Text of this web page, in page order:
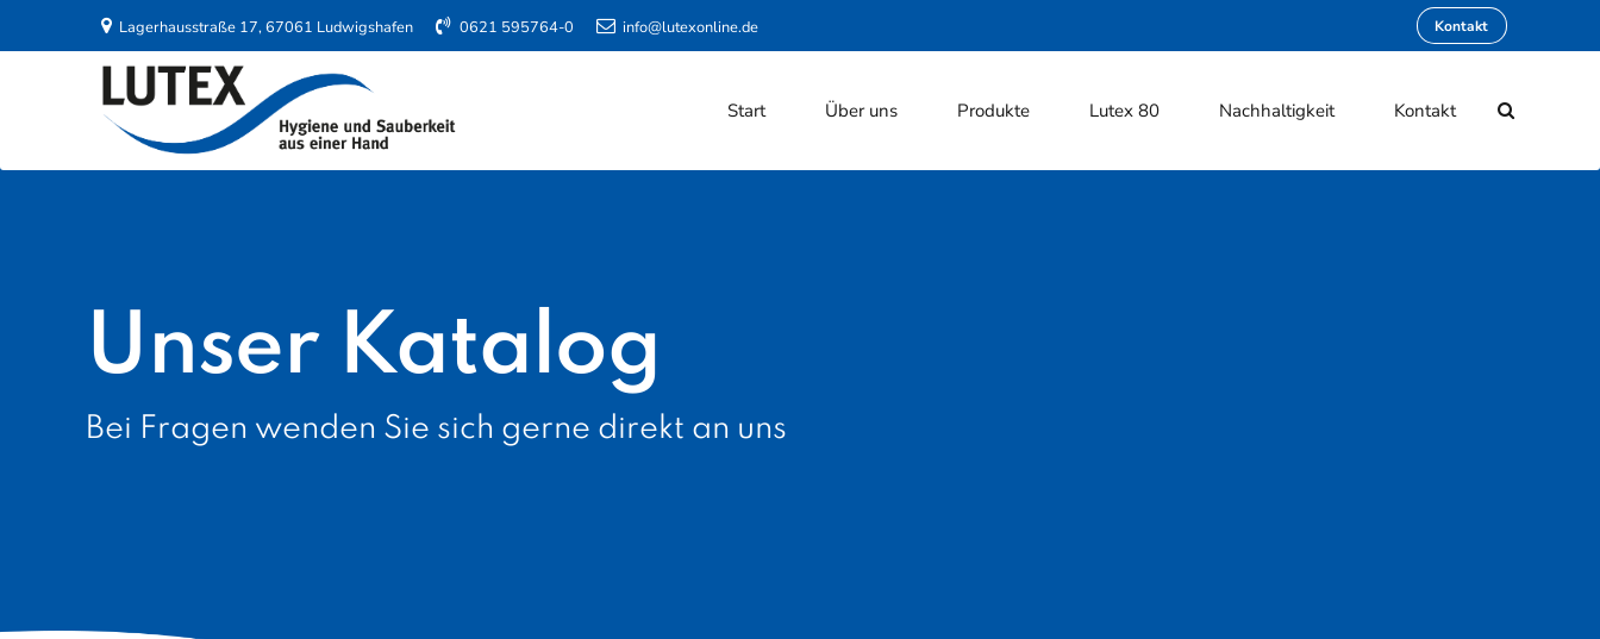
Lagerhausstraße 17, 67061 Ludwigshafen 0621 595764-0 info@lutexonline.de Kontakt
Start Über uns Produkte Lutex 80 Nachhaltigkeit Kontakt
Unser Katalog
Bei Fragen wenden Sie sich gerne direkt an uns